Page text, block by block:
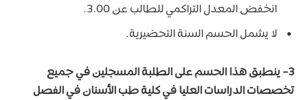
انخفض المعدل التراكمي للطالب عن 3.00.
لا يشمل الحسم السنة التحضيرية.
3- ينطبق هذا الحسم على الطلبة المسجلين في جميع
تخصصات الدراسات العليا في كلية طب الأسنان في الفصل